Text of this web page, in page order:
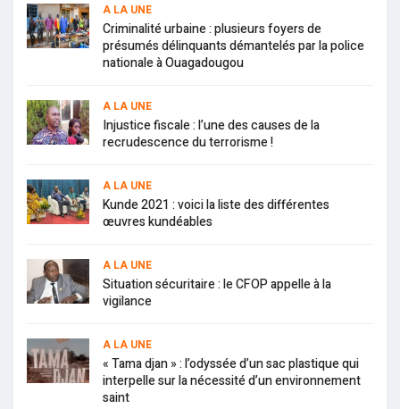
A LA UNE
Criminalité urbaine : plusieurs foyers de
présumés délinquants démantelés par la police
nationale à Ouagadougou
A LA UNE
Injustice fiscale : l’une des causes de la
recrudescence du terrorisme !
A LA UNE
Kunde 2021 : voici la liste des différentes
œuvres kundéables
A LA UNE
Situation sécuritaire : le CFOP appelle à la
vigilance
A LA UNE
« Tama djan » : l’odyssée d’un sac plastique qui
interpelle sur la nécessité d’un environnement
saint